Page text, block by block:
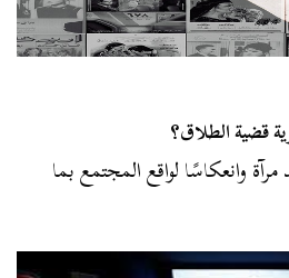
قضية الطلاق؟
وانعكاسًا لواقع المجتمع بما